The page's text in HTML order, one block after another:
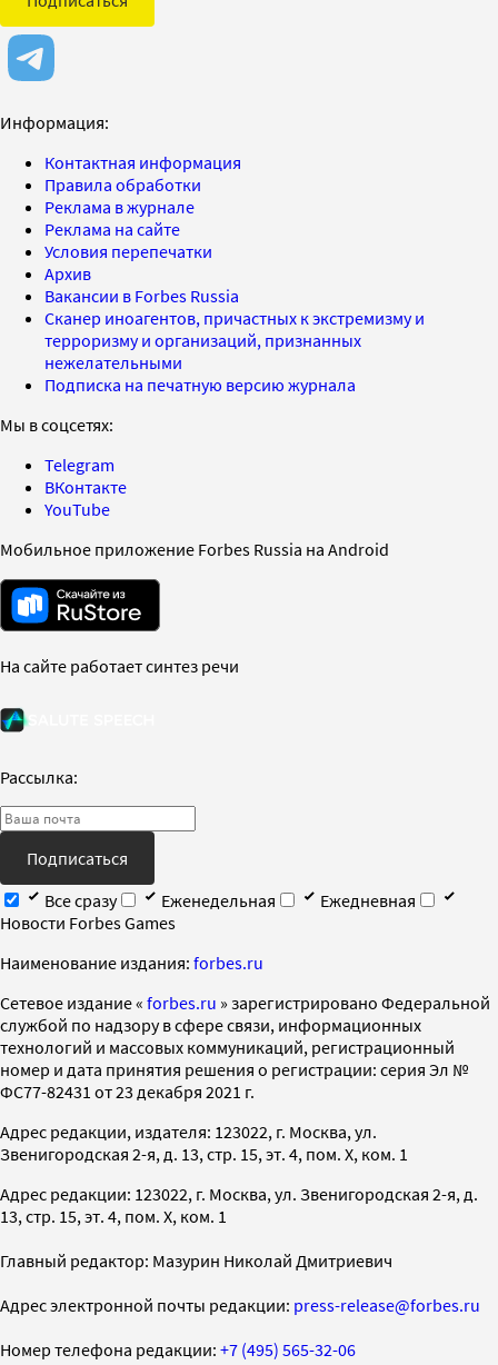
Информация:
Контактная информация
Правила обработки
Реклама в журнале
Реклама на сайте
Условия перепечатки
Архив
Вакансии в Forbes Russia
Сканер иноагентов, причастных к экстремизму и
терроризму и организаций, признанных
нежелательными
Подписка на печатную версию журнала
Мы в соцсетях:
Telegram
ВКонтакте
YouTube
Мобильное приложение Forbes Russia на Android
На сайте работает синтез речи
Рассылка:
Подписаться
Все сразу
Еженедельная
Ежедневная
Новости Forbes Games
Наименование издания: forbes.ru
Cетевое издание « forbes.ru » зарегистрировано Федеральной
службой по надзору в сфере связи, информационных
технологий и массовых коммуникаций, регистрационный
номер и дата принятия решения о регистрации: серия Эл №
ФС77-82431 от 23 декабря 2021 г.
Адрес редакции, издателя: 123022, г. Москва, ул.
Звенигородская 2-я, д. 13, стр. 15, эт. 4, пом. X, ком. 1
Адрес редакции: 123022, г. Москва, ул. Звенигородская 2-я, д.
13, стр. 15, эт. 4, пом. X, ком. 1
Главный редактор: Мазурин Николай Дмитриевич
Адрес электронной почты редакции: press-release@forbes.ru
Номер телефона редакции: +7 (495) 565-32-06